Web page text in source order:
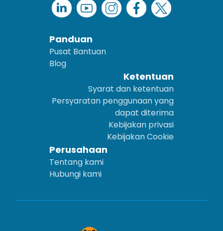
Panduan
Pusat Bantuan
Blog
Ketentuan
Syarat dan ketentuan
Persyaratan penggunaan yang
dapat diterima
Kebijakan privasi
Kebijakan Cookie
Perusahaan
Tentang kami
Hubungi kami